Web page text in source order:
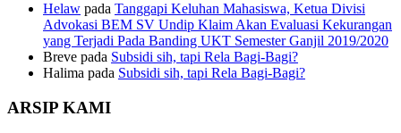
Helaw pada Tanggapi Keluhan Mahasiswa, Ketua Divisi
Advokasi BEM SV Undip Klaim Akan Evaluasi Kekurangan
yang Terjadi Pada Banding UKT Semester Ganjil 2019/2020
Breve pada Subsidi sih, tapi Rela Bagi-Bagi?
Halima pada Subsidi sih, tapi Rela Bagi-Bagi?
ARSIP KAMI